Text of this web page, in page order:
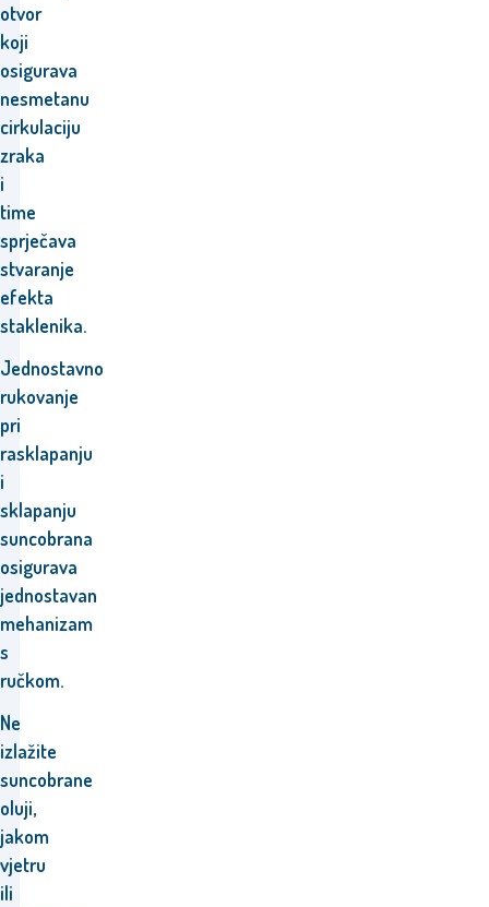
otvor
koji
osigurava
nesmetanu
cirkulaciju
zraka
i
time
sprječava
stvaranje
efekta
staklenika.
Jednostavno
rukovanje
pri
rasklapanju
i
sklapanju
suncobrana
osigurava
jednostavan
mehanizam
s
ručkom.
Ne
izlažite
suncobrane
oluji,
jakom
vjetru
ili